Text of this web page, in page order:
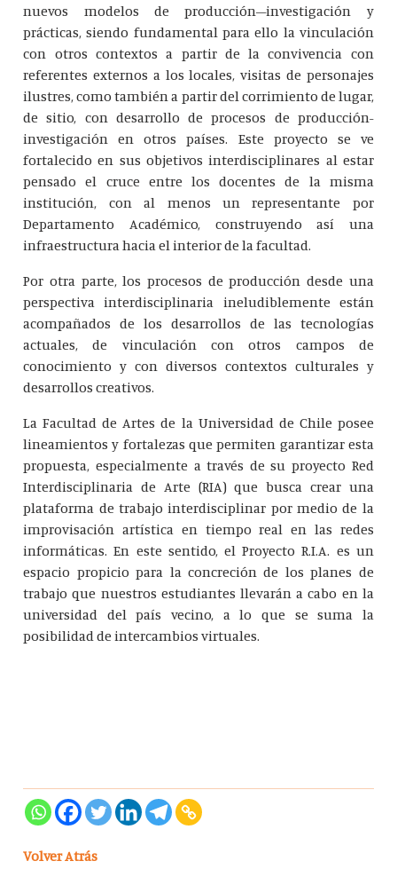
nuevos modelos de producción–investigación y
prácticas, siendo fundamental para ello la vinculación
con otros contextos a partir de la convivencia con
referentes externos a los locales, visitas de personajes
ilustres, como también a partir del corrimiento de lugar,
de sitio, con desarrollo de procesos de producción-
investigación en otros países. Este proyecto se ve
fortalecido en sus objetivos interdisciplinares al estar
pensado el cruce entre los docentes de la misma
institución, con al menos un representante por
Departamento Académico, construyendo así una
infraestructura hacia el interior de la facultad.
Por otra parte, los procesos de producción desde una
perspectiva interdisciplinaria ineludiblemente están
acompañados de los desarrollos de las tecnologías
actuales, de vinculación con otros campos de
conocimiento y con diversos contextos culturales y
desarrollos creativos.
La Facultad de Artes de la Universidad de Chile posee
lineamientos y fortalezas que permiten garantizar esta
propuesta, especialmente a través de su proyecto Red
Interdisciplinaria de Arte (RIA) que busca crear una
plataforma de trabajo interdisciplinar por medio de la
improvisación artística en tiempo real en las redes
informáticas. En este sentido, el Proyecto R.I.A. es un
espacio propicio para la concreción de los planes de
trabajo que nuestros estudiantes llevarán a cabo en la
universidad del país vecino, a lo que se suma la
posibilidad de intercambios virtuales.
Volver Atrás